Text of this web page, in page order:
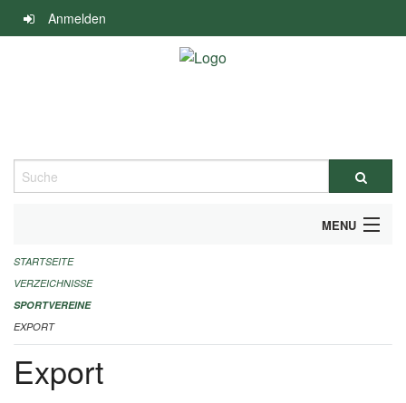
Navigation
überspringen
Anmelden
Suche
MENU
ALLGEMEINE INFORMATIONEN
FINANZIELLE UNTERSTÜTZUNG BENÖTIGT?
KONTAKT
STARTSEITE
VERZEICHNISSE
SPORTVEREINE
EXPORT
Export